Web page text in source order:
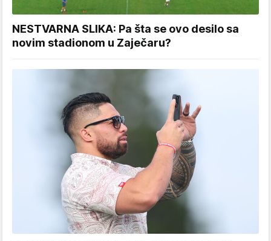
NESTVARNA SLIKA: Pa šta se ovo desilo sa
novim stadionom u Zaječaru?